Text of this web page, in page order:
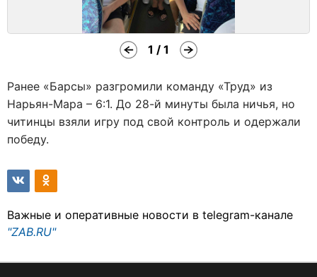
1 / 1
Ранее «Барсы» разгромили команду «Труд» из
Нарьян-Мара – 6:1. До 28-й минуты была ничья, но
читинцы взяли игру под свой контроль и одержали
победу.
Важные и оперативные новости в telegram-канале
"ZAB.RU"